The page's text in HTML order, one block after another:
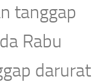
tanggap
Rabu
darurat